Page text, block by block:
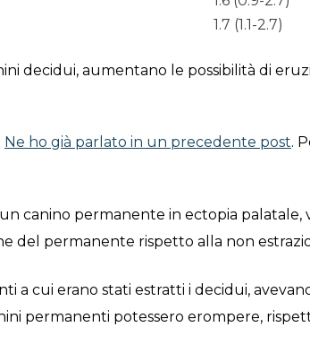
1.7 (1.1-2.7)
decidui, aumentano le possibilità di
Ne ho già parlato in un precedente post.
canino permanente in ectopia palatale,
del permanente rispetto alla non
a cui erano stati estratti i decidui,
permanenti potessero erompere,